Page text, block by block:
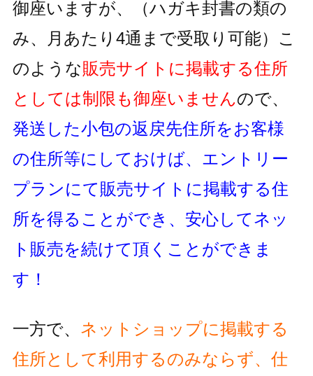
御座いますが、
（ハガキ封書の類の
み、月あたり4通まで受取り可能） こ
のような販売サイトに掲載する住所
としては制限も御座いませんので、
発送した小包の返戻先住所をお客様
の住所等にしておけば、 エントリー
プランにて販売サイトに掲載する住
所を得ることができ、 安心してネッ
ト販売を続けて頂くことができま
す！
一方で、 ネットショップに掲載する
住所として利用するのみならず、 仕